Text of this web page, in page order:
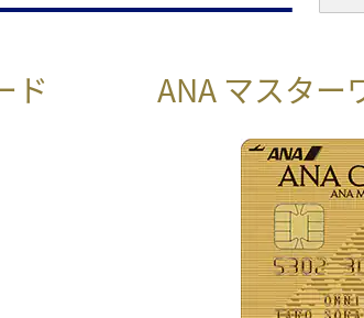
ANA マ
空
日々の生活
お
ド ANA マスター